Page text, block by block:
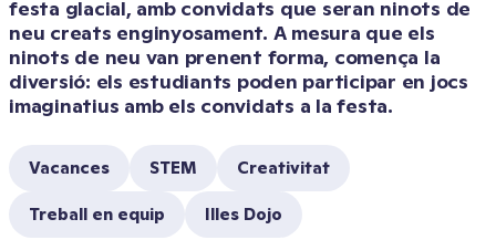
festa glacial, amb convidats que seran ninots de
neu creats enginyosament. A mesura que els
ninots de neu van prenent forma, comença la
diversió: els estudiants poden participar en jocs
imaginatius amb els convidats a la festa.
Vacances STEM Creativitat
Treball en equip Illes Dojo